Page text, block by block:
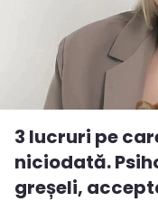
3 lucruri pe
niciodată.
greșeli,